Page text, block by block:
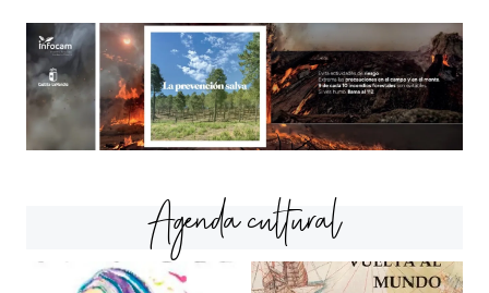
Agenda cultural